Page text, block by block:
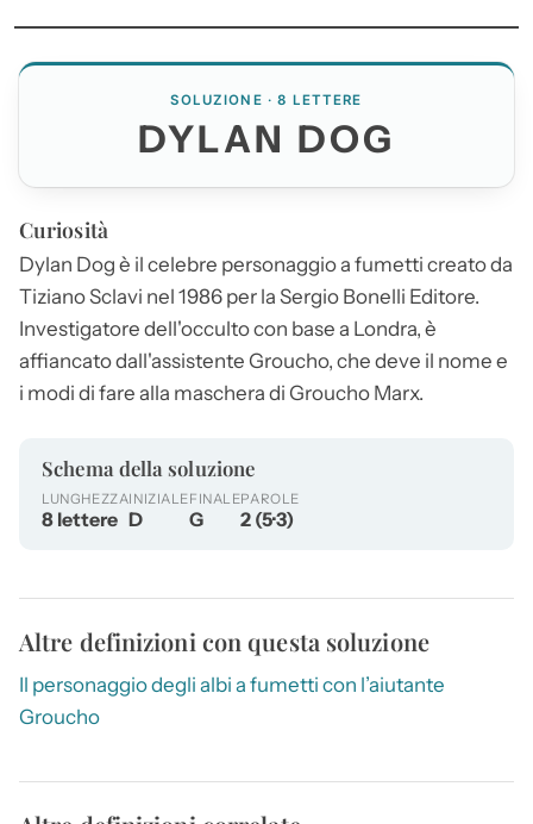
SOLUZIONE · 8 LETTERE
DYLAN DOG
Curiosità
Dylan Dog è il celebre personaggio a fumetti creato da
Tiziano Sclavi nel 1986 per la Sergio Bonelli Editore.
Investigatore dell'occulto con base a Londra, è
affiancato dall'assistente Groucho, che deve il nome e
i modi di fare alla maschera di Groucho Marx.
Schema della soluzione
LUNGHEZZA
8 lettere
INIZIALE
D
FINALE
G
PAROLE
2 (5·3)
Altre definizioni con questa soluzione
Il personaggio degli albi a fumetti con l’aiutante
Groucho